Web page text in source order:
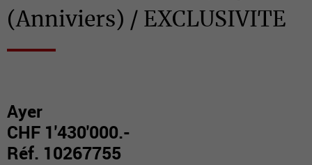
(Anniviers) / EXCLUSIVITE
Ayer
CHF 1'430'000.-
Réf. 10267755